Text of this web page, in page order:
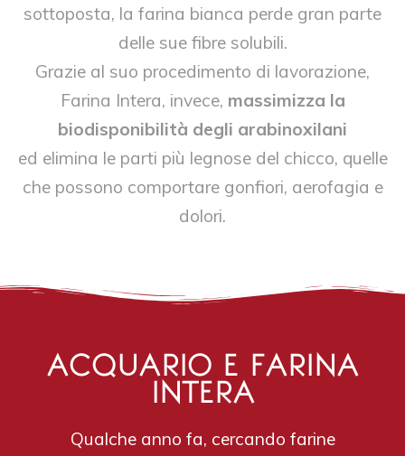
sottoposta, la farina bianca perde gran parte
delle sue fibre solubili.
Grazie al suo procedimento di lavorazione,
Farina Intera, invece, massimizza la
biodisponibilità degli arabinoxilani
ed elimina le parti più legnose del chicco, quelle
che possono comportare gonfiori, aerofagia e
dolori.
ACQUARIO E FARINA
INTERA
Qualche anno fa, cercando farine